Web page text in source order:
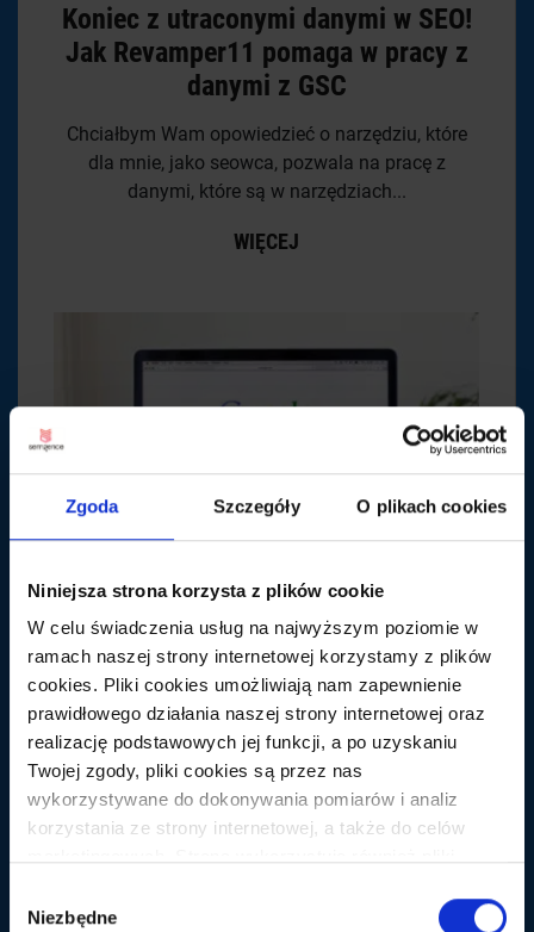
Zgoda Szczegóły O plikach cookies
Niniejsza strona korzysta z plików cookie
W celu świadczenia usług na najwyższym poziomie w
ramach naszej strony internetowej korzystamy z plików
cookies. Pliki cookies umożliwiają nam zapewnienie
prawidłowego działania naszej strony internetowej oraz
realizację podstawowych jej funkcji, a po uzyskaniu
Twojej zgody, pliki cookies są przez nas
wykorzystywane do dokonywania pomiarów i analiz
korzystania ze strony internetowej, a także do celów
anonimowe pingi) podmiotów trzecich w celu korzystania
zgody
Niezbędne
Koniec z utraconymi danymi w SEO!
Jak Revamper11 pomaga w pracy z
danymi z GSC
Chciałbym Wam opowiedzieć o narzędziu, które
dla mnie, jako seowca, pozwala na pracę z
danymi, które są w narzędziach...
WIĘCEJ
Statystyki indeksowania w Google
Search Console
Jeśli analizujesz widoczność strony w Google, to
nie pomijaj danych z Google Search Console. W
GSC Sprawdzisz, jakie...
WIĘCEJ